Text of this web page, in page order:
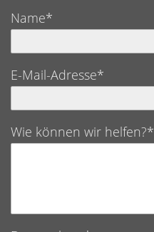
Name*
E-Mail-Adresse*
Wie können wir helfen?*